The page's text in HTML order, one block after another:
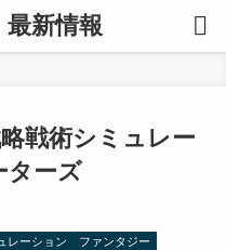
新情報
戦術シミュレー
ターズ
レーション
ファンタジー